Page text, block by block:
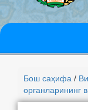
Бош саҳифа /
органларининг